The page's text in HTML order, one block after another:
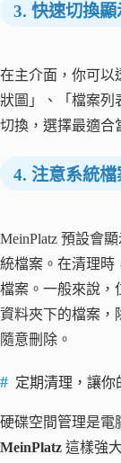
3. 快速切換顯
在主介面，你可以
狀圖」、「檔案列
切換，選擇最適合
4. 注意系統
MeinPlatz 預設會
統檔案。在清理時
檔案。一般來說，
資料夾下的檔案，
隨意刪除。
定期清理，讓你
硬碟空間管理是電
MeinPlatz 這樣強